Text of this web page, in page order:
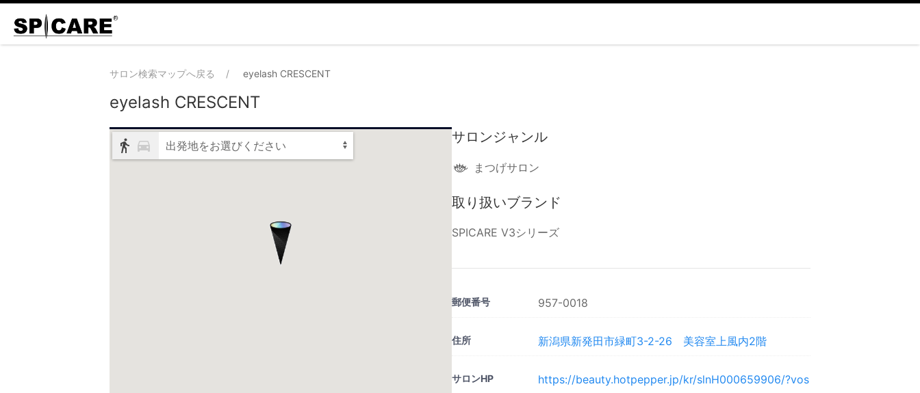
サロン検索マップへ戻る eyelash CRESCENT
eyelash CRESCENT
出発地をお選びください
サロンジャンル
まつげサロン
取り扱いブランド
SPICARE V3シリーズ
郵便番号 957-0018
住所 新潟県新発田市緑町3-2-26 美容室上風内2階
サロンHP https://beauty.hotpepper.jp/kr/slnH000659906/?vos